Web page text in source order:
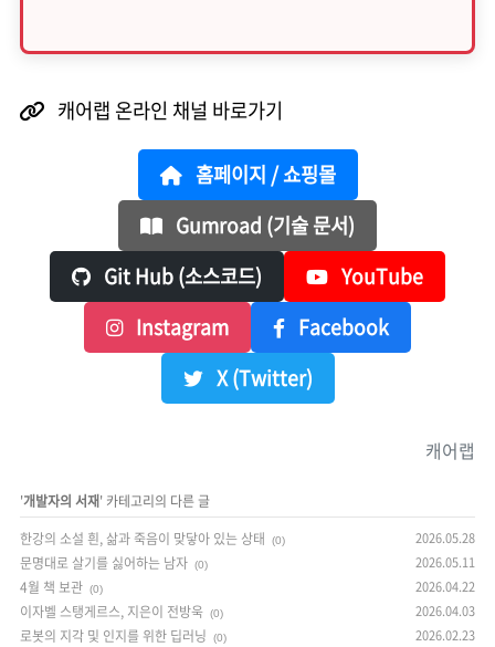
캐어랩 온라인 채널 바로가기
홈페이지 / 쇼핑몰
Gumroad (기술 문서)
Git Hub (소스코드)
YouTube
Instagram
Facebook
X (Twitter)
캐어랩
'개발자의 서재' 카테고리의 다른 글
한강의 소설 흰, 삶과 죽음이 맞닿아 있는 상태
(0) 2026.05.28
문명대로 살기를 싫어하는 남자 (0) 2026.05.11
4월 책 보관 (0) 2026.04.22
이자벨 스탱게르스, 지은이 전방욱 (0) 2026.04.03
로봇의 지각 및 인지를 위한 딥러닝 (0) 2026.02.23